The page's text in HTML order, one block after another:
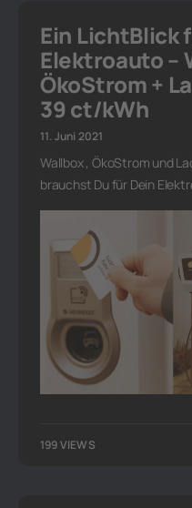
Ein LichtBlick
Elektroauto –
ÖkoStrom +
39 ct/kWh
11. Juni 2021
Wallbox , ÖkoStrom und
brauchst Du für Dein
199 VIEWS